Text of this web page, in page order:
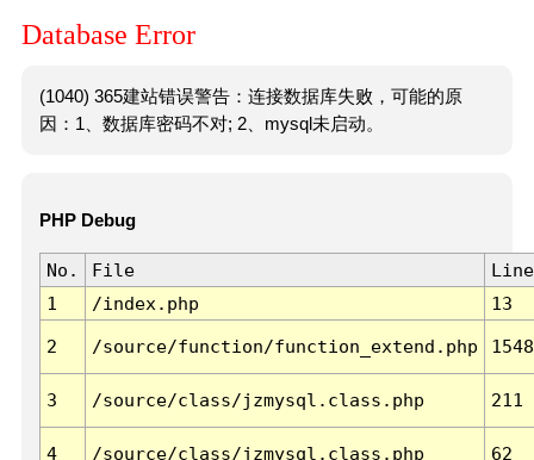
Database Error
(1040) 365建站错误警告：连接数据库失败，可能的原
因：1、数据库密码不对; 2、mysql未启动。
PHP Debug
No. File
Line
1
/index.php 13
2 /source/function/function_extend.php 1548
3 /source/class/jzmysql.class.php 211
4 /source/class/jzmysql.class.php 62